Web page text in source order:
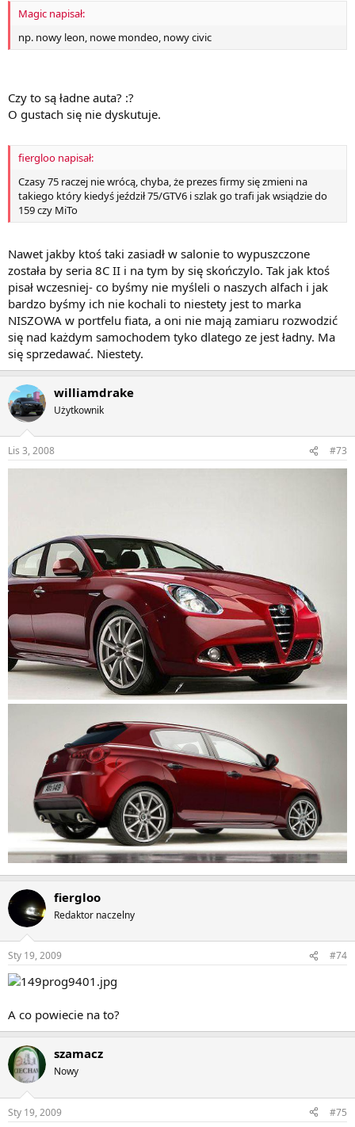
Magic napisał:
np. nowy leon, nowe mondeo, nowy civic
Czy to są ładne auta? :?
O gustach się nie dyskutuje.
fiergloo napisał:
Czasy 75 raczej nie wrócą, chyba, że prezes firmy się zmieni na
takiego który kiedyś jeździł 75/GTV6 i szlak go trafi jak wsiądzie do
159 czy MiTo
Nawet jakby ktoś taki zasiadł w salonie to wypuszczone
została by seria 8C II i na tym by się skończylo. Tak jak ktoś
pisał wczesniej- co byśmy nie myśleli o naszych alfach i jak
bardzo byśmy ich nie kochali to niestety jest to marka
NISZOWA w portfelu fiata, a oni nie mają zamiaru rozwodzić
się nad każdym samochodem tyko dlatego ze jest ładny. Ma
się sprzedawać. Niestety.
williamdrake
Użytkownik
Lis 3, 2008 #73
fiergloo
Redaktor naczelny
Sty 19, 2009 #74
A co powiecie na to?
szamacz
Nowy
Sty 19, 2009 #75